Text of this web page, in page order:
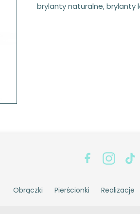
brylanty naturalne, brylanty
Obrączki Pierścionki Realizacje